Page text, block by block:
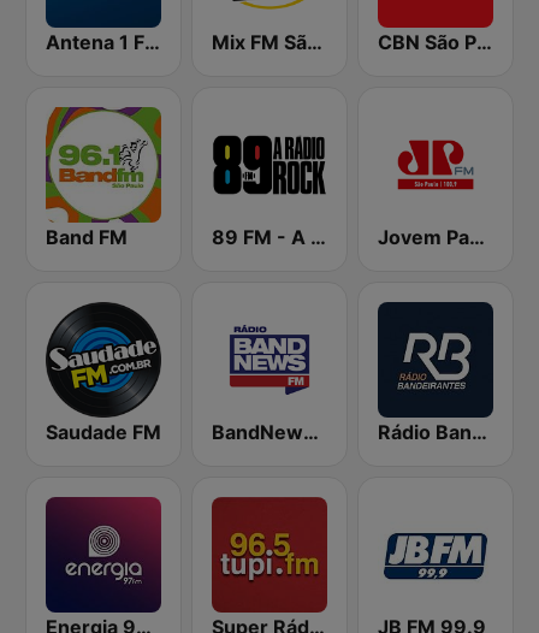
Antena 1 FM Mix FM São Paulo CBN São Paulo
Band FM 89 FM - A Rádio Rock Jovem Pan FM São Paulo
Saudade FM BandNews FM - 96.9 SP Rádio Bandeirantes
Energia 97 FM Super Rádio Tupi JB FM 99.9